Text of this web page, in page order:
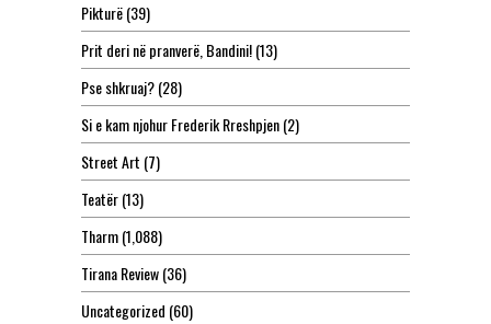
Pikturë(39)
Prit deri në pranverë, Bandini!(13)
Pse shkruaj?(28)
Si e kam njohur Frederik Rreshpjen(2)
Street Art (7)
Teatër(13)
Tharm(1,088)
Tirana Review(36)
Uncategorized (60)